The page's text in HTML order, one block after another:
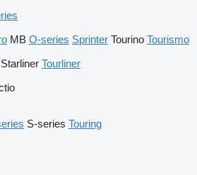
MB O-series Sprinter Tourino Tourismo
Starliner Tourliner
S-series Touring